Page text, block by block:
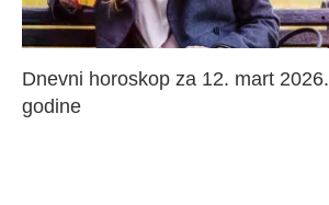
Dnevni horoskop za 12. mart 2026.
godine